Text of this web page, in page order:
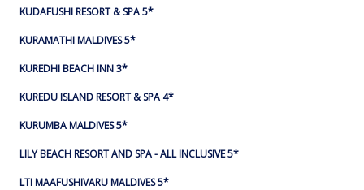
KUDAFUSHI RESORT & SPA 5*
KURAMATHI MALDIVES 5*
KUREDHI BEACH INN 3*
KUREDU ISLAND RESORT & SPA 4*
KURUMBA MALDIVES 5*
LILY BEACH RESORT AND SPA - ALL INCLUSIVE 5*
LTI MAAFUSHIVARU MALDIVES 5*